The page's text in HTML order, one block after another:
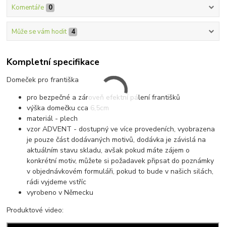
Komentáře 0
Může se vám hodit 4
Kompletní specifikace
Domeček pro františka
pro bezpečné a zároveň efektní pálení františků
výška domečku cca 6,5cm
materiál - plech
vzor ADVENT - dostupný ve více provedeních, vyobrazena
je pouze část dodávaných motivů, dodávka je závislá na
aktuálním stavu skladu, avšak pokud máte zájem o
konkrétní motiv, můžete si požadavek připsat do poznámky
v objednávkovém formuláři, pokud to bude v našich silách,
rádi vyjdeme vstříc
vyrobeno v Německu
Produktové video: